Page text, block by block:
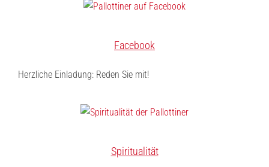
Facebook
Herzliche Einladung: Reden Sie mit!
Spiritualität